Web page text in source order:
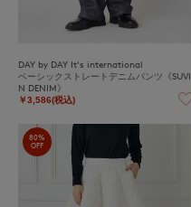
DAY by DAY It's international
ベーシックストレートデニムパンツ《SUVI
N DENIM》
￥3,586(税込)
80%
OFF